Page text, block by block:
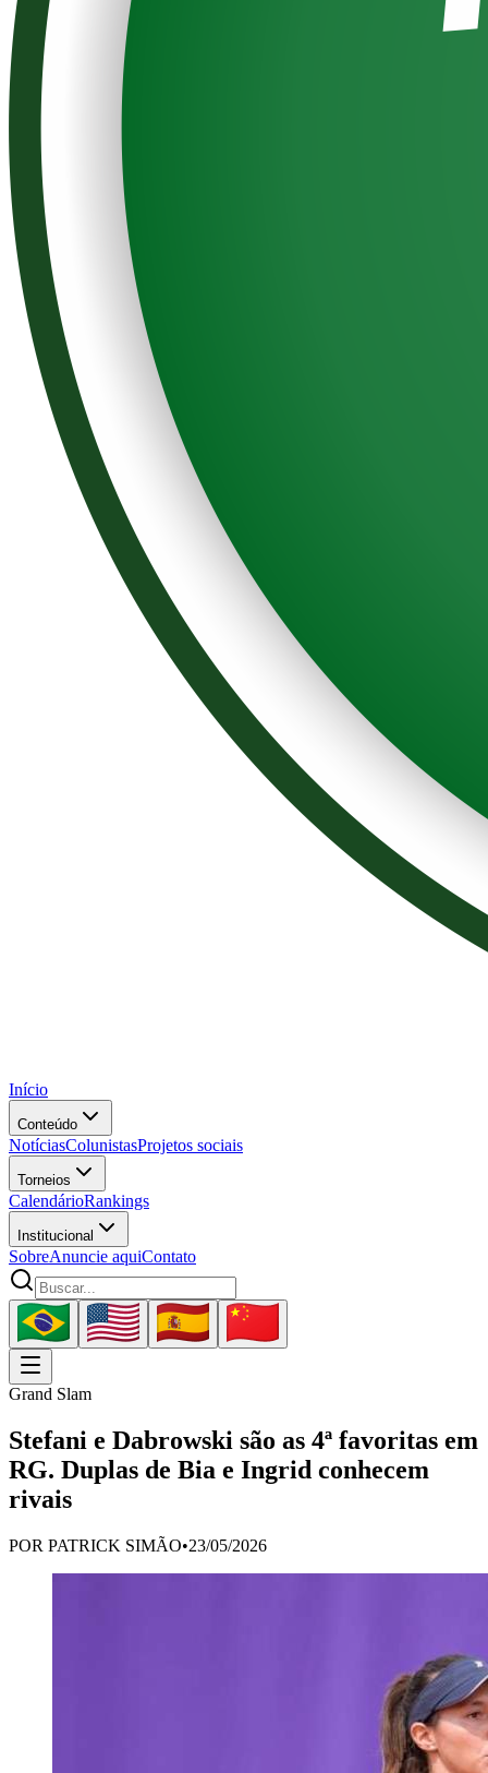
Início
Conteúdo
NotíciasColunistasProjetos sociais
Torneios
CalendárioRankings
Institucional
SobreAnuncie aquiContato
Grand Slam
Stefani e Dabrowski são as 4ª favoritas em
RG. Duplas de Bia e Ingrid conhecem
rivais
POR PATRICK SIMÃO•23/05/2026